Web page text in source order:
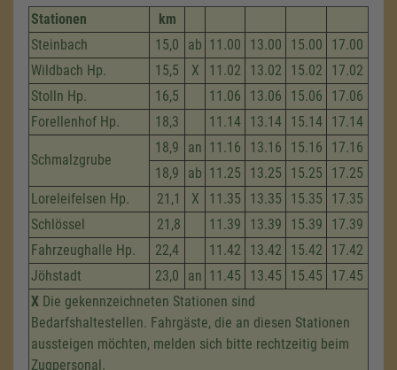
Stationen
km
Steinbach
15,0 ab 11.00 13.00 15.00
17.00
Wildbach Hp.
15,5 X 11.02 13.02 15.02
17.02
Stolln Hp.
16,5 11.06 13.06 15.06
17.06
Forellenhof Hp.
18,3 11.14 13.14 15.14 17.14
Schmalzgrube
18,9 an 11.16 13.16 15.16
17.16
18,9
ab 11.25 13.25 15.25
17.25
Loreleifelsen Hp.
21,1 X 11.35 13.35 15.35
17.35
Schlössel
21,8 11.39 13.39 15.39
17.39
Fahrzeug­halle Hp.
22,4 11.42 13.42 15.42
17.42
Jöhstadt
23,0 an 11.45 13.45 15.45
17.45
X Die gekennzeichneten Stationen sind
Bedarfshaltestellen. Fahrgäste, die an diesen Stationen
aussteigen möchten, melden sich bitte rechtzeitig beim
Zugpersonal.